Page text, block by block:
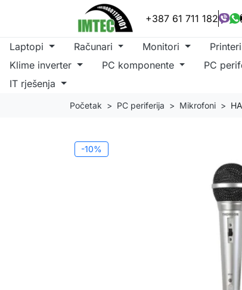
+387 61 711 182
Laptopi Računari Monitori Printeri
Klime inverter
PC komponente PC
IT rješenja
Početak PC periferija Mikrofoni
-10%